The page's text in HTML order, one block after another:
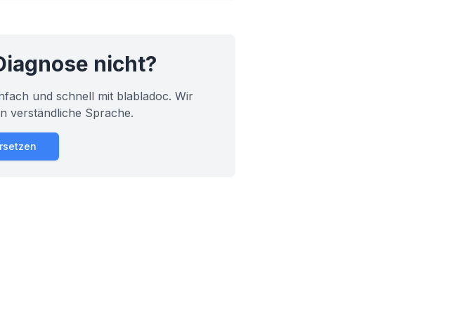
nicht?
und schnell mit blabladoc. Wir
verständliche Sprache.